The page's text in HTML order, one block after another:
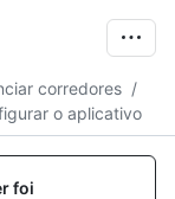
corredores /
o aplicativo
foi